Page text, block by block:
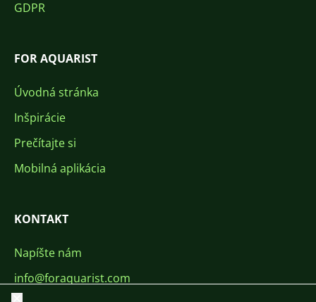
GDPR
FOR AQUARIST
Úvodná stránka
Inšpirácie
Prečítajte si
Mobilná aplikácia
KONTAKT
Napíšte nám
info@foraquarist.com